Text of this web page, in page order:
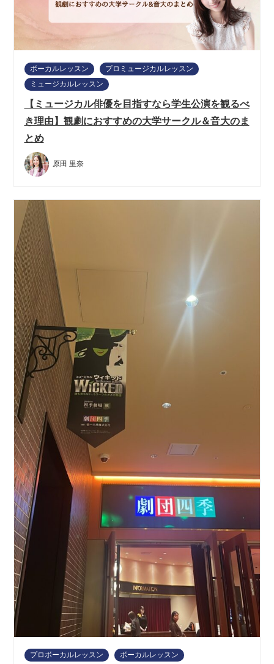
ボーカルレッスン
プロミュージカルレッスン
ミュージカルレッスン
【ミュージカル俳優を目指すなら学生公演を観るべ
き理由】観劇におすすめの大学サークル＆音大のま
とめ
原田 里奈
プロボーカルレッスン
ボーカルレッスン